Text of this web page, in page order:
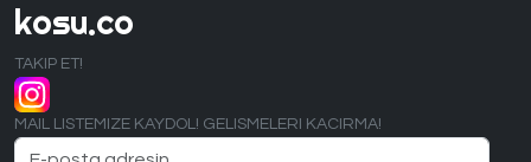
kosu.co
TAKIP ET!
MAIL LISTEMIZE KAYDOL! GELISMELERI KACIRMA!